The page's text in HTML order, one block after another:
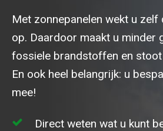
Met zonnepanelen wekt u zelf
op. Daardoor maakt u minder
fossiele brandstoffen en stoot
En ook heel belangrijk: u
mee!
Direct weten wat u kunt